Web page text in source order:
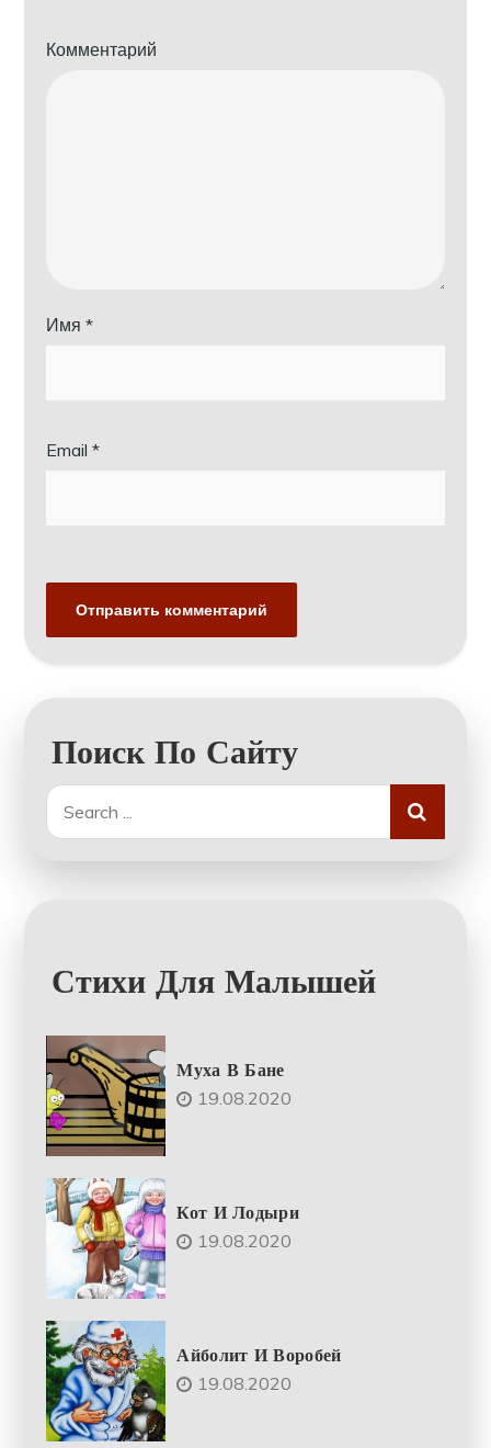
Комментарий
Имя*
Email*
Поиск По Сайту
Search
for:
Стихи Для Малышей
Муха В Бане
19.08.2020
Кот И Лодыри
19.08.2020
Айболит И Воробей
19.08.2020